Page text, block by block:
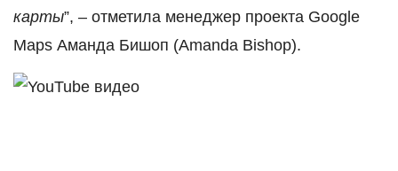
карты”, – отметила менеджер проекта Google
Maps Аманда Бишоп (Amanda Bishop).